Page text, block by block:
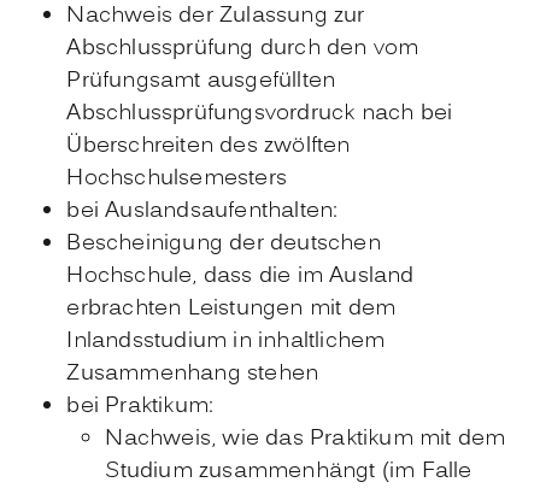
Nachweis der Zulassung zur
Abschlussprüfung durch den vom
Prüfungsamt ausgefüllten
Abschlussprüfungsvordruck nach bei
Überschreiten des zwölften
Hochschulsemesters
bei Auslandsaufenthalten:
Bescheinigung der deutschen
Hochschule, dass die im Ausland
erbrachten Leistungen mit dem
Inlandsstudium in inhaltlichem
Zusammenhang stehen
bei Praktikum:
Nachweis, wie das Praktikum mit dem
Studium zusammenhängt (im Falle